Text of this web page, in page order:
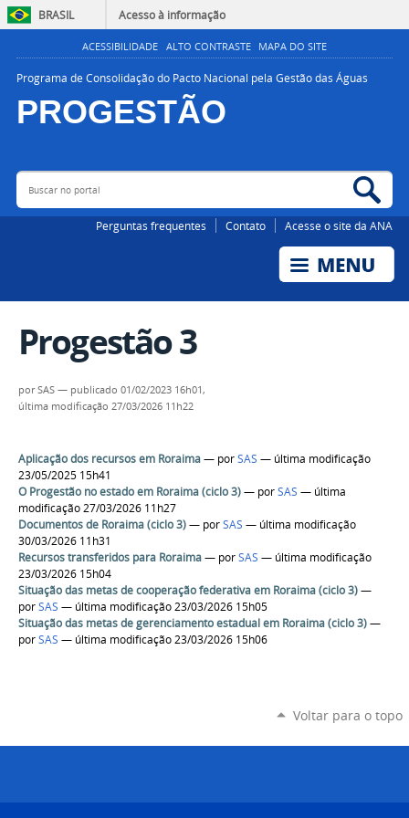
BRASIL Acesso à informação
ACESSIBILIDADE ALTO CONTRASTE MAPA DO SITE
Programa de Consolidação do Pacto Nacional pela Gestão das Águas
PROGESTÃO
AGÊNCIA NACIONAL DE ÁGUAS E SANEAMENTO BÁSICO
Buscar no portal
Perguntas frequentes Contato Acesse o site da ANA
Progestão 3
porSAS — publicado 01/02/2023 16h01,
última modificação 27/03/2026 11h22
Aplicação dos recursos em Roraima— porSAS — última modificação
23/05/2025 15h41
O Progestão no estado em Roraima (ciclo 3)— porSAS — última
modificação 27/03/2026 11h27
Documentos de Roraima (ciclo 3)— porSAS — última modificação
30/03/2026 11h31
Recursos transferidos para Roraima— porSAS — última modificação
23/03/2026 15h04
Situação das metas de cooperação federativa em Roraima (ciclo 3)—
porSAS — última modificação 23/03/2026 15h05
Situação das metas de gerenciamento estadual em Roraima (ciclo 3)—
porSAS — última modificação 23/03/2026 15h06
Voltar para o topo